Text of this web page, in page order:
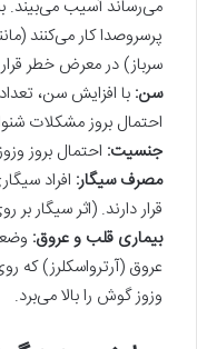
می‌رساند آسیب
پرسروصدا کار می‌کنند
سرباز) در معرض خطر قرار
سن: با افزایش سن،
احتمال بروز مشکلات
جنسیت: احتمال بروز
مصرف سیگار: افراد
قرار دارند. (اثر سیگار بر
بیماری قلب و عروق:
عروق (آرترواسکلرز) که
وزوز گوش را بالا می‌برد.